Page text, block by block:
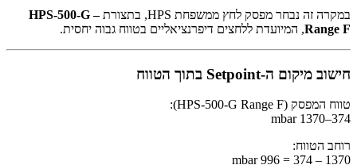
במקרה זה נבחר מפסק לחץ ממשפחת HPS, בתצורת
HPS-500-G –
Range F, המיועדת ללחצים דיפרנציאליים בטווח גבוה יחסית.
חישוב מיקום ה-Setpoint בתוך הטווח
טווח המפסק (HPS-500-G Range F):
374–1370 mbar
רוחב הטווח:
1370 – 374 = 996 mbar